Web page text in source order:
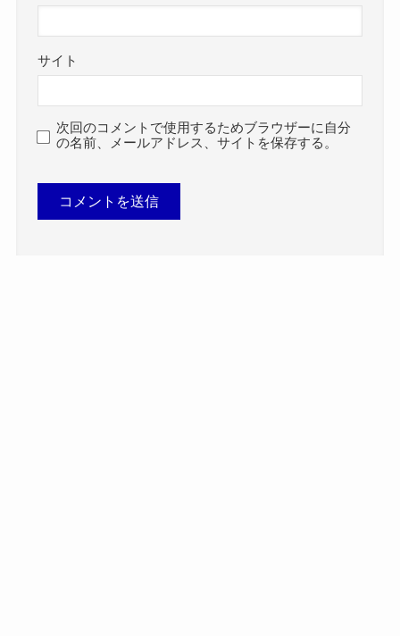
サイト
次回のコメントで使用するためブラウザーに自分
の名前、メールアドレス、サイトを保存する。